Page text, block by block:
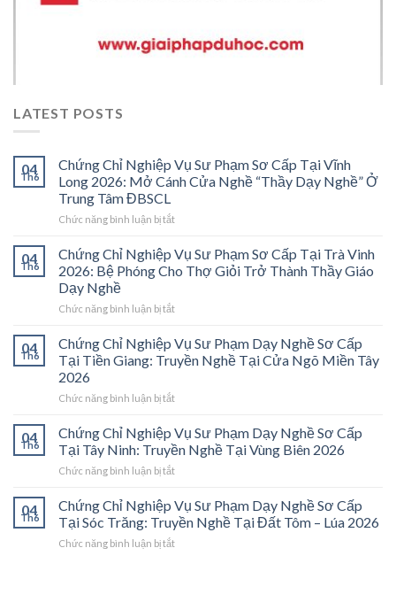
LATEST POSTS
04
Th6
Chứng Chỉ Nghiệp Vụ Sư Phạm Sơ Cấp Tại Vĩnh
Long 2026: Mở Cánh Cửa Nghề “Thầy Dạy Nghề” Ở
Trung Tâm ĐBSCL
Chức năng bình luận bị tắtở
Chỉ
Nghiệp
Vụ
Phạm
Cấp
Tại
Vĩnh
2026:
Cánh
Cửa
Nghề
“Thầy
Nghề”
Ở
Trung
Tâm
04
Th6
Chứng Chỉ Nghiệp Vụ Sư Phạm Sơ Cấp Tại Trà Vinh
2026: Bệ Phóng Cho Thợ Giỏi Trở Thành Thầy Giáo
Dạy Nghề
Chức năng bình luận bị tắtở
Chỉ
Nghiệp
Vụ
Phạm
Cấp
Tại
Trà
Vinh
Bệ
Phóng
Cho
Thợ
04
Th6
Chứng Chỉ Nghiệp Vụ Sư Phạm Dạy Nghề Sơ Cấp
Tại Tiền Giang: Truyền Nghề Tại Cửa Ngõ Miền Tây
2026
Chức năng bình luận bị tắtở
Chỉ
Nghiệp
Vụ
Sư
Dạy
Nghề
Sơ
Cấp
04
Th6
Chứng Chỉ Nghiệp Vụ Sư Phạm Dạy Nghề Sơ Cấp
Tại Tây Ninh: Truyền Nghề Tại Vùng Biên 2026
Chức năng bình luận bị tắtở
Chỉ
Nghiệp
Vụ
Sư
04
Th6
Chứng Chỉ Nghiệp Vụ Sư Phạm Dạy Nghề Sơ Cấp
Tại Sóc Trăng: Truyền Nghề Tại Đất Tôm – Lúa 2026
Chức năng bình luận bị tắtở